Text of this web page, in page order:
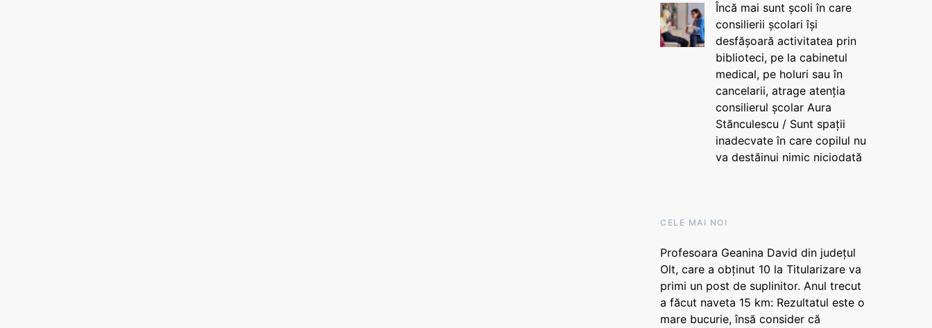
Încă mai sunt școli în care
consilierii școlari își
desfășoară activitatea prin
biblioteci, pe la cabinetul
medical, pe holuri sau în
cancelarii, atrage atenția
consilierul școlar Aura
Stănculescu / Sunt spații
inadecvate în care copilul nu
va destăinui nimic niciodată
CELE MAI NOI
Profesoara Geanina David din județul
Olt, care a obținut 10 la Titularizare va
primi un post de suplinitor. Anul trecut
a făcut naveta 15 km: Rezultatul este o
mare bucurie, însă consider că